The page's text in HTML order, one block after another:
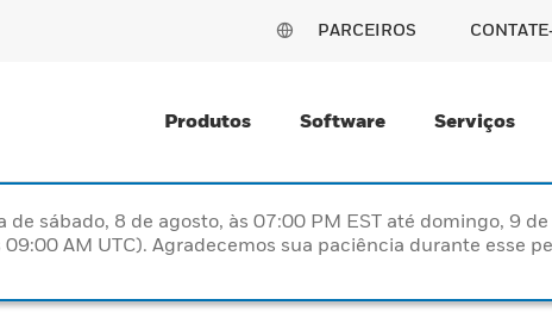
PARCEIROS
Produtos Software Serviços
sábado, 8 de agosto, às 07:00 PM EST até domingo, 9
AM UTC). Agradecemos sua paciência durante esse